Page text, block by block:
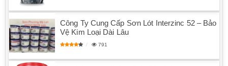
Công Ty Cung Cấp Sơn Lót Interzinc 52 – Bảo
Vệ Kim Loại Dài Lâu
791